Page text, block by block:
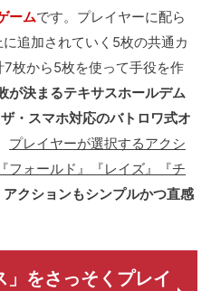
ームです。プレイヤーに配ら
追加されていく5枚の共通カ
枚から5枚を使って手役を作
が決まるテキサスホールデム
・スマホ対応のバトロワ式オ
プレイヤーが選択するアクシ
フォールド』『レイズ』『チ
アクションもシンプルかつ直感
」をさっそくプレイ